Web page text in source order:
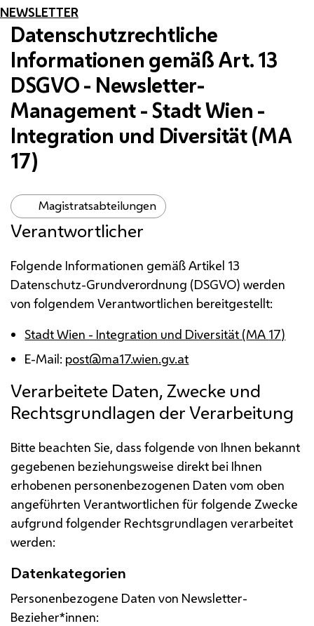
NEWSLETTER
Datenschutzrechtliche
Informationen gemäßArt.13
DSGVO- Newsletter-
Management- Stadt Wien -
Integration und Diversität (MA
17)
Magistratsabteilungen
Verantwortlicher
Folgende Informationen gemäß Artikel 13
Datenschutz-Grundverordnung (DSGVO) werden
von folgendem Verantwortlichen bereitgestellt:
Stadt Wien - Integration und Diversität (MA 17)
E-Mail: post@ma17.wien.gv.at
Verarbeitete Daten, Zwecke und
Rechtsgrundlagen der Verarbeitung
Bitte beachten Sie, dass folgende von Ihnen bekannt
gegebenen beziehungsweise direkt bei Ihnen
erhobenen personenbezogenen Daten vom oben
angeführten Verantwortlichen für folgende Zwecke
aufgrund folgender Rechtsgrundlagen verarbeitet
werden:
Datenkategorien
Personenbezogene Daten von Newsletter-
Bezieher*innen: